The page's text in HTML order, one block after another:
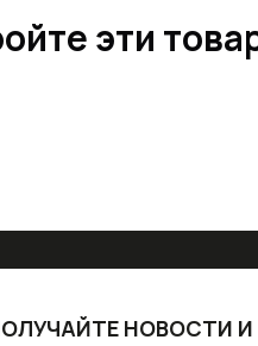
эти
НОВОСТИ И